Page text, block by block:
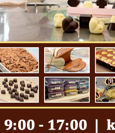
v Rumburku
deska obětem holokaustu u
hřbitova v Kovanicích
deska legionářům na Obecním
v Kovanicích
obětem 1. světové války v
obětem válek v Kněževsi